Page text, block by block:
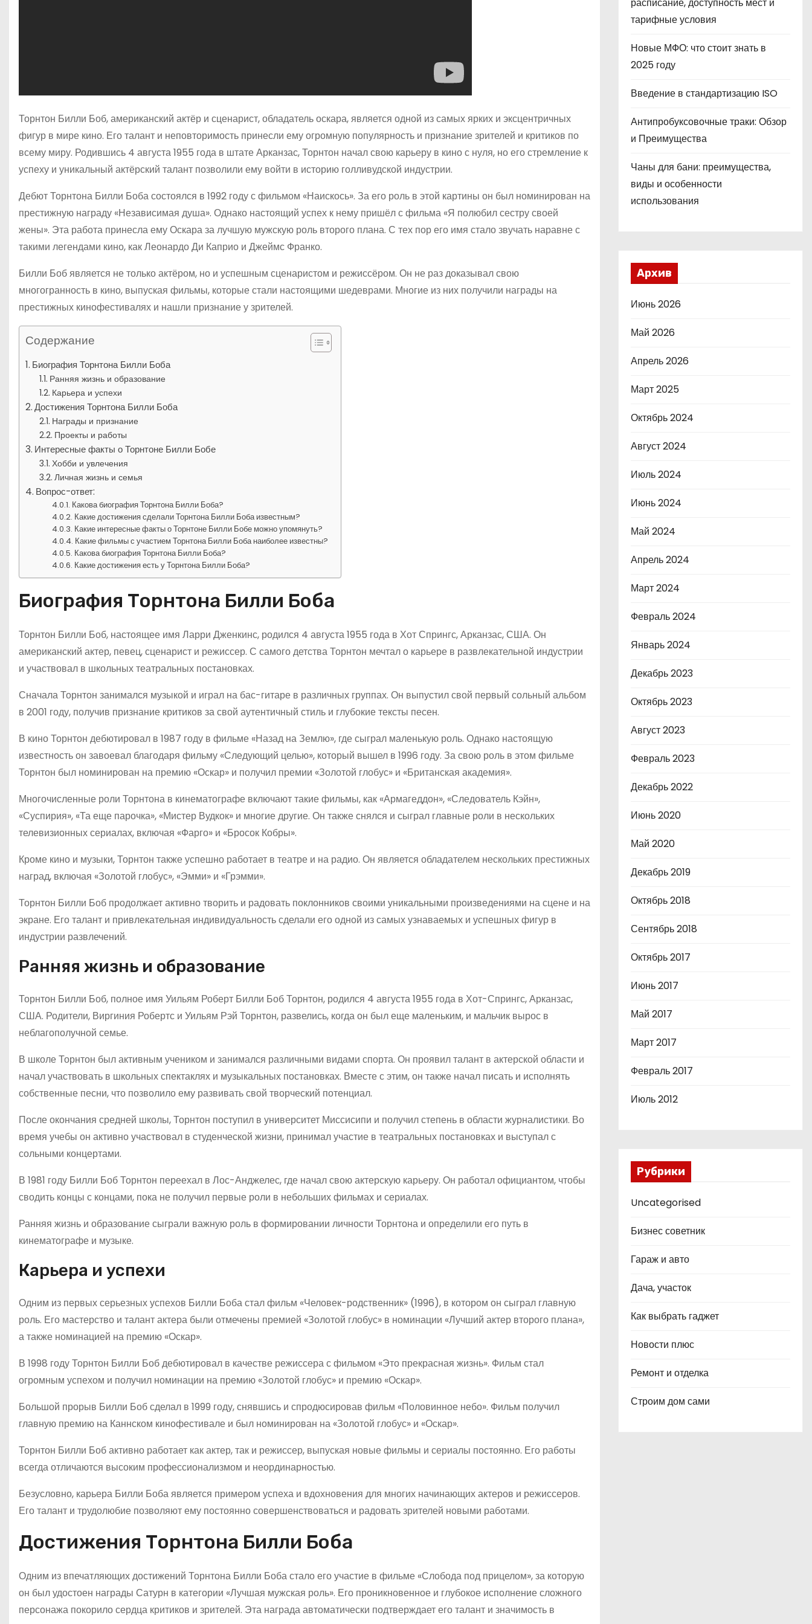
Торнтон Билли Боб, американский актёр и сценарист, обладатель оскара, является одной из самых ярких и эксцентричных
фигур в мире кино. Его талант и неповторимость принесли ему огромную популярность и признание зрителей и критиков по
всему миру. Родившись 4 августа 1955 года в штате Арканзас, Торнтон начал свою карьеру в кино с нуля, но его стремление к
успеху и уникальный актёрский талант позволили ему войти в историю голливудской индустрии.
Дебют Торнтона Билли Боба состоялся в 1992 году с фильмом «Наискось». За его роль в этой картины он был номинирован на
престижную награду «Независимая душа». Однако настоящий успех к нему пришёл с фильма «Я полюбил сестру своей
жены». Эта работа принесла ему Оскара за лучшую мужскую роль второго плана. С тех пор его имя стало звучать наравне с
такими легендами кино, как Леонардо Ди Каприо и Джеймс Франко.
Билли Боб является не только актёром, но и успешным сценаристом и режиссёром. Он не раз доказывал свою
многогранность в кино, выпуская фильмы, которые стали настоящими шедеврами. Многие из них получили награды на
престижных кинофестивалях и нашли признание у зрителей.
Содержание
Биография Торнтона Билли Боба
Ранняя жизнь и образование
Карьера и успехи
Достижения Торнтона Билли Боба
Награды и признание
Проекты и работы
Интересные факты о Торнтоне Билли Бобе
Хобби и увлечения
Личная жизнь и семья
Вопрос-ответ:
Какова биография Торнтона Билли Боба?
Какие достижения сделали Торнтона Билли Боба известным?
Какие интересные факты о Торнтоне Билли Бобе можно упомянуть?
Какие фильмы с участием Торнтона Билли Боба наиболее известны?
Какова биография Торнтона Билли Боба?
Какие достижения есть у Торнтона Билли Боба?
Биография Торнтона Билли Боба
Торнтон Билли Боб, настоящее имя Ларри Дженкинс, родился 4 августа 1955 года в Хот Спрингс, Арканзас, США. Он
американский актер, певец, сценарист и режиссер. С самого детства Торнтон мечтал о карьере в развлекательной индустрии
и участвовал в школьных театральных постановках.
Сначала Торнтон занимался музыкой и играл на бас-гитаре в различных группах. Он выпустил свой первый сольный альбом
в 2001 году, получив признание критиков за свой аутентичный стиль и глубокие тексты песен.
В кино Торнтон дебютировал в 1987 году в фильме «Назад на Землю», где сыграл маленькую роль. Однако настоящую
известность он завоевал благодаря фильму «Следующий целью», который вышел в 1996 году. За свою роль в этом фильме
Торнтон был номинирован на премию «Оскар» и получил премии «Золотой глобус» и «Британская академия».
Многочисленные роли Торнтона в кинематографе включают такие фильмы, как «Армагеддон», «Следователь Кэйн»,
«Суспирия», «Та еще парочка», «Мистер Вудкок» и многие другие. Он также снялся и сыграл главные роли в нескольких
телевизионных сериалах, включая «Фарго» и «Бросок Кобры».
Кроме кино и музыки, Торнтон также успешно работает в театре и на радио. Он является обладателем нескольких престижных
наград, включая «Золотой глобус», «Эмми» и «Грэмми».
Торнтон Билли Боб продолжает активно творить и радовать поклонников своими уникальными произведениями на сцене и на
экране. Его талант и привлекательная индивидуальность сделали его одной из самых узнаваемых и успешных фигур в
индустрии развлечений.
Ранняя жизнь и образование
Торнтон Билли Боб, полное имя Уильям Роберт Билли Боб Торнтон, родился 4 августа 1955 года в Хот-Спрингс, Арканзас,
США. Родители, Виргиния Робертс и Уильям Рэй Торнтон, развелись, когда он был еще маленьким, и мальчик вырос в
неблагополучной семье.
В школе Торнтон был активным учеником и занимался различными видами спорта. Он проявил талант в актерской области и
начал участвовать в школьных спектаклях и музыкальных постановках. Вместе с этим, он также начал писать и исполнять
собственные песни, что позволило ему развивать свой творческий потенциал.
После окончания средней школы, Торнтон поступил в университет Миссисипи и получил степень в области журналистики. Во
время учебы он активно участвовал в студенческой жизни, принимал участие в театральных постановках и выступал с
сольными концертами.
В 1981 году Билли Боб Торнтон переехал в Лос-Анджелес, где начал свою актерскую карьеру. Он работал официантом, чтобы
сводить концы с концами, пока не получил первые роли в небольших фильмах и сериалах.
Ранняя жизнь и образование сыграли важную роль в формировании личности Торнтона и определили его путь в
кинематографе и музыке.
Карьера и успехи
Одним из первых серьезных успехов Билли Боба стал фильм «Человек-родственник» (1996), в котором он сыграл главную
роль. Его мастерство и талант актера были отмечены премией «Золотой глобус» в номинации «Лучший актер второго плана»,
а также номинацией на премию «Оскар».
В 1998 году Торнтон Билли Боб дебютировал в качестве режиссера с фильмом «Это прекрасная жизнь». Фильм стал
огромным успехом и получил номинации на премию «Золотой глобус» и премию «Оскар».
Большой прорыв Билли Боб сделал в 1999 году, снявшись и спродюсировав фильм «Половинное небо». Фильм получил
главную премию на Каннском кинофестивале и был номинирован на «Золотой глобус» и «Оскар».
Торнтон Билли Боб активно работает как актер, так и режиссер, выпуская новые фильмы и сериалы постоянно. Его работы
всегда отличаются высоким профессионализмом и неординарностью.
Безусловно, карьера Билли Боба является примером успеха и вдохновения для многих начинающих актеров и режиссеров.
Его талант и трудолюбие позволяют ему постоянно совершенствоваться и радовать зрителей новыми работами.
Достижения Торнтона Билли Боба
Одним из впечатляющих достижений Торнтона Билли Боба стало его участие в фильме «Слобода под прицелом», за которую
он был удостоен награды Сатурн в категории «Лучшая мужская роль». Его проникновенное и глубокое исполнение сложного
персонажа покорило сердца критиков и зрителей. Эта награда автоматически подтверждает его талант и значимость в
тарифные условия
Новые МФО: что стоит знать в
2025 году
Введение в стандартизацию ISO
Антипробуксовочные траки: Обзор
и Преимущества
Чаны для бани: преимущества,
виды и особенности
использования
Архив
Июнь 2026
Май 2026
Апрель 2026
Март 2025
Октябрь 2024
Август 2024
Июль 2024
Июнь 2024
Май 2024
Апрель 2024
Март 2024
Февраль 2024
Январь 2024
Декабрь 2023
Октябрь 2023
Август 2023
Февраль 2023
Декабрь 2022
Июнь 2020
Май 2020
Декабрь 2019
Октябрь 2018
Сентябрь 2018
Октябрь 2017
Июнь 2017
Май 2017
Март 2017
Февраль 2017
Июль 2012
Рубрики
Uncategorised
Бизнес советник
Гараж и авто
Дача, участок
Как выбрать гаджет
Новости плюс
Ремонт и отделка
Строим дом сами